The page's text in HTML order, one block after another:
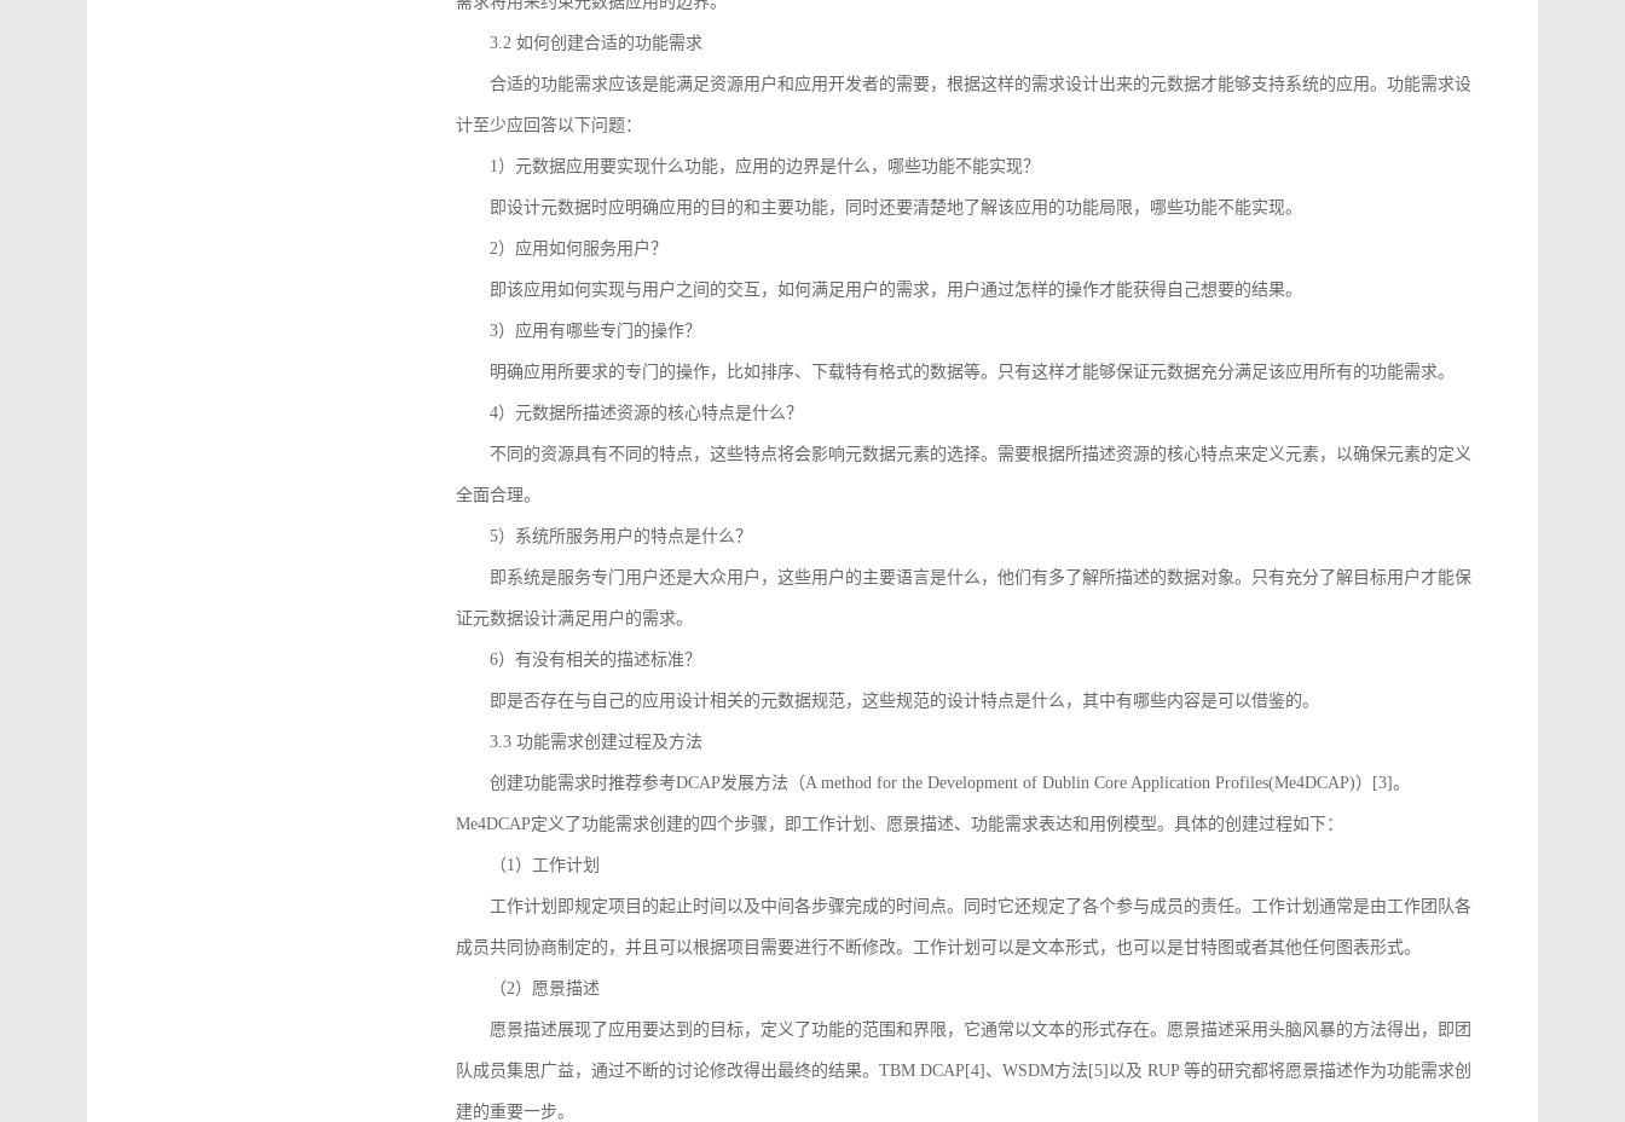
3.2 如何创建合适的功能需求
合适的功能需求应该是能满足资源用户和应用开发者的需要，根据这样的需求设计出来的元数据才能够支持系统的应用。功能需求设
计至少应回答以下问题：
1）元数据应用要实现什么功能，应用的边界是什么，哪些功能不能实现？
即设计元数据时应明确应用的目的和主要功能，同时还要清楚地了解该应用的功能局限，哪些功能不能实现。
2）应用如何服务用户？
即该应用如何实现与用户之间的交互，如何满足用户的需求，用户通过怎样的操作才能获得自己想要的结果。
3）应用有哪些专门的操作？
明确应用所要求的专门的操作，比如排序、下载特有格式的数据等。只有这样才能够保证元数据充分满足该应用所有的功能需求。
4）元数据所描述资源的核心特点是什么？
不同的资源具有不同的特点，这些特点将会影响元数据元素的选择。需要根据所描述资源的核心特点来定义元素，以确保元素的定义
全面合理。
5）系统所服务用户的特点是什么？
即系统是服务专门用户还是大众用户，这些用户的主要语言是什么，他们有多了解所描述的数据对象。只有充分了解目标用户才能保
证元数据设计满足用户的需求。
6）有没有相关的描述标准？
即是否存在与自己的应用设计相关的元数据规范，这些规范的设计特点是什么，其中有哪些内容是可以借鉴的。
3.3 功能需求创建过程及方法
创建功能需求时推荐参考DCAP发展方法（A method for the Development of Dublin Core Application Profiles(Me4DCAP)）[3]。
Me4DCAP定义了功能需求创建的四个步骤，即工作计划、愿景描述、功能需求表达和用例模型。具体的创建过程如下：
（1）工作计划
工作计划即规定项目的起止时间以及中间各步骤完成的时间点。同时它还规定了各个参与成员的责任。工作计划通常是由工作团队各
成员共同协商制定的，并且可以根据项目需要进行不断修改。工作计划可以是文本形式，也可以是甘特图或者其他任何图表形式。
（2）愿景描述
愿景描述展现了应用要达到的目标，定义了功能的范围和界限，它通常以文本的形式存在。愿景描述采用头脑风暴的方法得出，即团
队成员集思广益，通过不断的讨论修改得出最终的结果。TBM DCAP[4]、WSDM方法[5]以及 RUP 等的研究都将愿景描述作为功能需求创
建的重要一步。